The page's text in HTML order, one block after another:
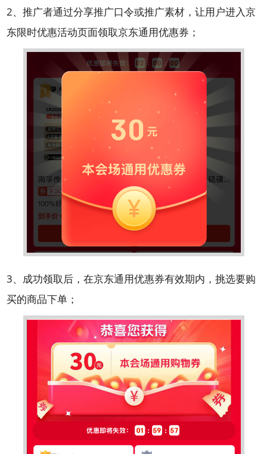
2、推广者通过分享推广口令或推广素材，让用户进入京
东限时优惠活动页面领取京东通用优惠券；
3、成功领取后，在京东通用优惠券有效期内，挑选要购
买的商品下单；